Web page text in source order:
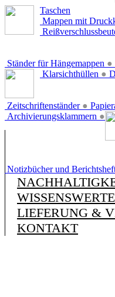
Taschen
Mappen mit
Ständer für Hängemappen ●
Klarsichthüllen ●
Zeitschriftenständer ●
Archivierungsklammern ●
Notizbücher und
LIEFERUNG &
KONTAKT